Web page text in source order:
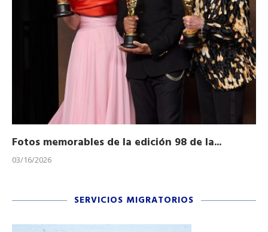
Fotos memorables de la edición 98 de la...
03/16/2026
SERVICIOS MIGRATORIOS